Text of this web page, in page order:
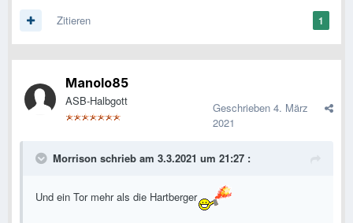
1
Zitieren
Manolo85
ASB-Halbgott Geschrieben 4. März
2021
Morrison schrieb am 3.3.2021 um 21:27 :
Und ein Tor mehr als die Hartberger